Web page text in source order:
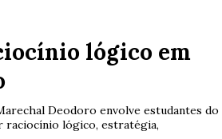
lógico em
Deodoro envolve estudantes do
raciocínio lógico, estratégia,